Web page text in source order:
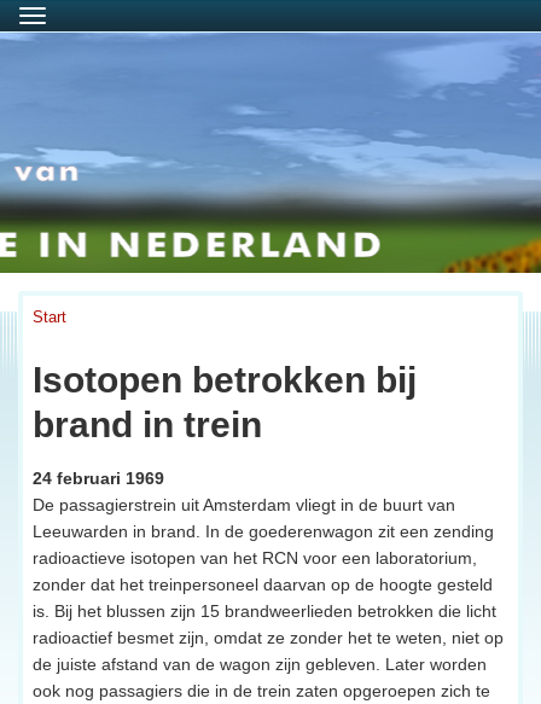
Menu
Start
Isotopen betrokken bij
brand in trein
24 februari 1969
De passagierstrein uit Amsterdam vliegt in de buurt van
Leeuwarden in brand. In de goederenwagon zit een zending
radioactieve isotopen van het RCN voor een laboratorium,
zonder dat het treinpersoneel daarvan op de hoogte gesteld
is. Bij het blussen zijn 15 brandweerlieden betrokken die licht
radioactief besmet zijn, omdat ze zonder het te weten, niet op
de juiste afstand van de wagon zijn gebleven. Later worden
ook nog passagiers die in de trein zaten opgeroepen zich te